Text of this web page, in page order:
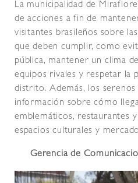
La municipalidad de
de acciones a fin de
visitantes brasileños sobre
que deben cumplir, como
pública, mantener un clima
equipos rivales y respetar la
distrito. Además, los serenos
información sobre cómo
emblemáticos, restaurantes
espacios culturales y
Gerencia de